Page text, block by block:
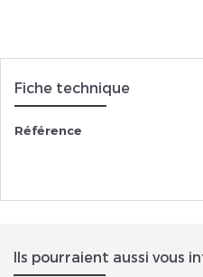
Fiche technique
Référence
Ils pourraient aussi vous